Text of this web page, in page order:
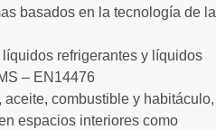
basados en la tecnología de la
refrigerantes y líquidos
– EN14476
combustible y habitáculo,
espacios interiores como